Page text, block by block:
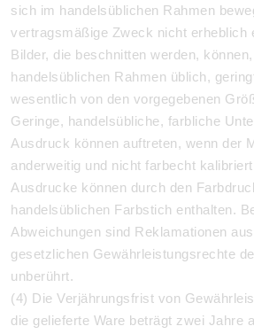
sich im handelsüblichen Rahmen
vertragsmäßige Zweck nicht erheblich
Bilder, die beschnitten werden,
handelsüblichen Rahmen üblich,
wesentlich von den vorgegebenen
Geringe, handelsübliche, farbliche
Ausdruck können auftreten, wenn der
anderweitig und nicht farbecht
Ausdrucke können durch den
handelsüblichen Farbstich enthalten.
Abweichungen sind Reklamationen
gesetzlichen Gewährleistungsrechte
unberührt.
(4) Die Verjährungsfrist von
die gelieferte Ware beträgt zwei Jahre